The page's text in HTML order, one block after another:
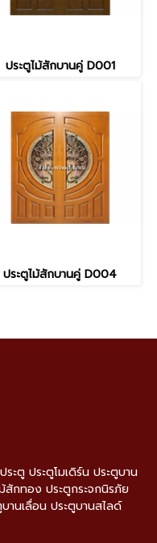
ประตูไม้สักบานคู่ D001
ประตูไม้สักบานคู่ D004
ะตู ประตูโมเดิร์น ประตูบาน
สักทอง ประตูกระจกนิรภัย
านเลื่อน ประตูบานสไลด์